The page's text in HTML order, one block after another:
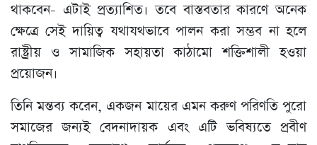
থাকবেন- এটাই প্রত্যাশিত। তবে বাস্তবতার কারণে অনেক
ক্ষেত্রে সেই দায়িত্ব যথাযথভাবে পালন করা সম্ভব না হলে
রাষ্ট্রীয় ও সামাজিক সহায়তা কাঠামো শক্তিশালী হওয়া
প্রয়োজন।
তিনি মন্তব্য করেন, একজন মায়ের এমন করুণ পরিণতি পুরো
সমাজের জন্যই বেদনাদায়ক এবং এটি ভবিষ্যতে প্রবীণ